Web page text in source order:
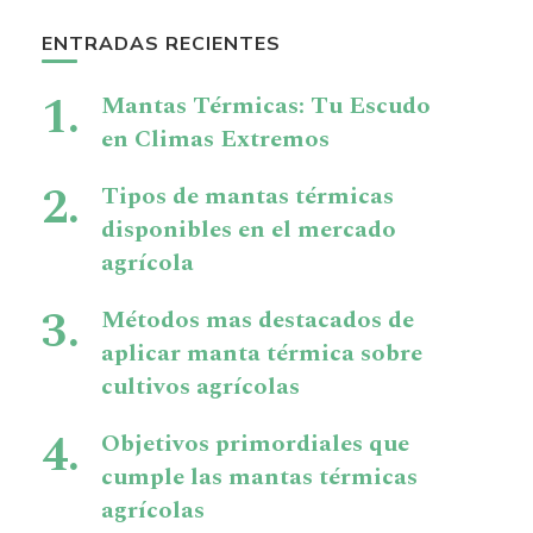
ENTRADAS RECIENTES
Mantas Térmicas: Tu Escudo
en Climas Extremos
Tipos de mantas térmicas
disponibles en el mercado
agrícola
Métodos mas destacados de
aplicar manta térmica sobre
cultivos agrícolas
Objetivos primordiales que
cumple las mantas térmicas
agrícolas